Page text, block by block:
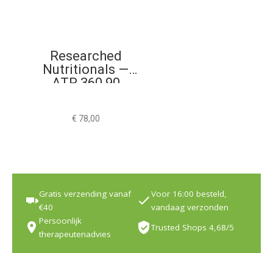
Researched
Nutritionals —
ATP 360 90
€ 78,00
Gratis verzending vanaf
€40
Voor 16:00 besteld,
vandaag verzonden
Persoonlijk
therapeutenadvies
Trusted Shops 4,68/5